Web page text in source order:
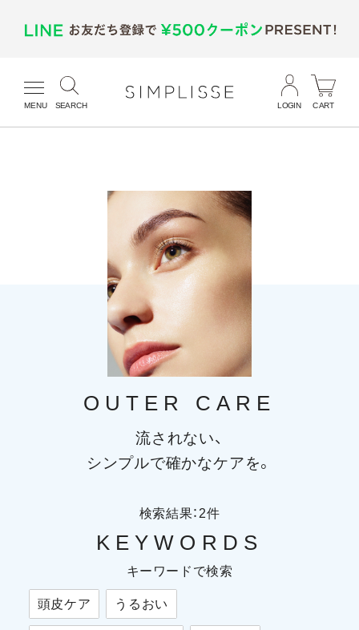
MENU SEARCH LOGIN CART
OUTER CARE
流されない、
シンプルで確かなケアを。
検索結果： 2件
KEYWORDS
キーワードで検索
頭皮ケア うるおい